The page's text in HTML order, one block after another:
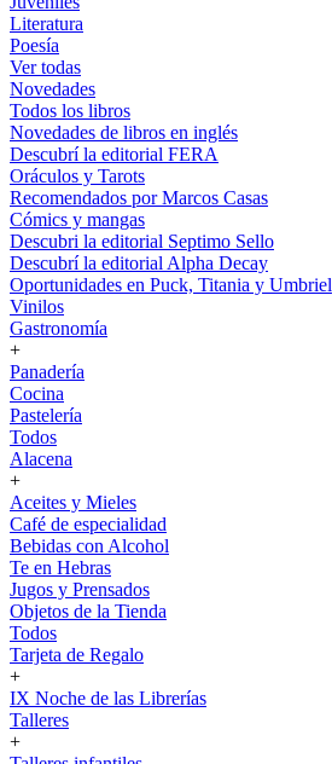
Literatura
Poesía
Ver todas
Novedades
Todos los libros
Novedades de libros en inglés
Descubrí la editorial FERA
Oráculos y Tarots
Recomendados por Marcos Casas
Cómics y mangas
Descubri la editorial Septimo Sello
Descubrí la editorial Alpha Decay
Oportunidades en Puck, Titania y Umbriel
Vinilos
Gastronomía
+
Panadería
Cocina
Pastelería
Todos
Alacena
+
Aceites y Mieles
Café de especialidad
Bebidas con Alcohol
Te en Hebras
Jugos y Prensados
Objetos de la Tienda
Todos
Tarjeta de Regalo
+
IX Noche de las Librerías
Talleres
+